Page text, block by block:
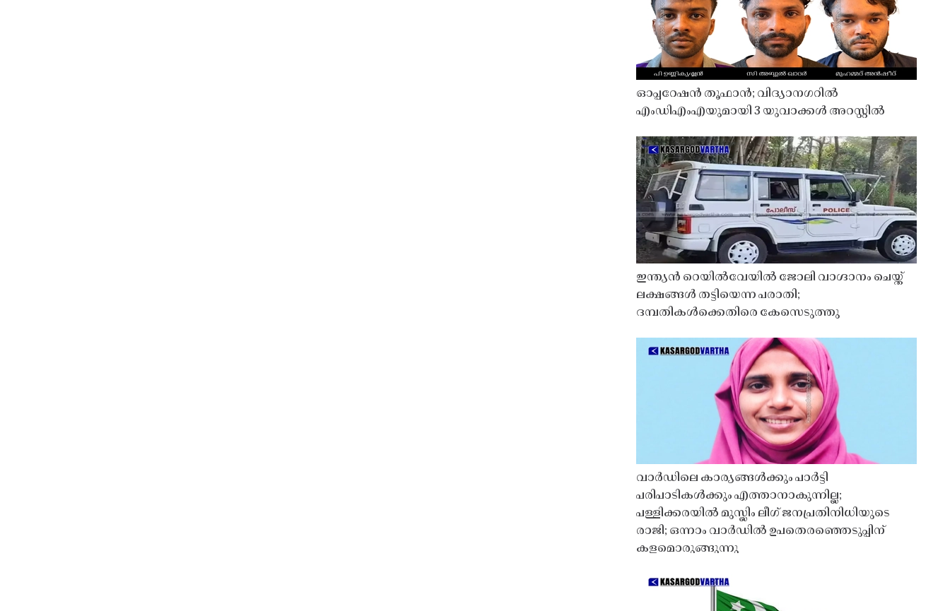
ഓപ്പറേഷൻ തൂഫാൻ; വിദ്യാനഗറിൽ
എംഡിഎംഎയുമായി 3 യുവാക്കൾ അറസ്റ്റിൽ
ഇന്ത്യൻ റെയിൽവേയിൽ ജോലി വാഗ്ദാനം ചെയ്ത്
ലക്ഷങ്ങൾ തട്ടിയെന്ന പരാതി;
ദമ്പതികൾക്കെതിരെ കേസെടുത്തു
വാർഡിലെ കാര്യങ്ങൾക്കും പാർട്ടി
പരിപാടികൾക്കും എത്താനാകുന്നില്ല;
പള്ളിക്കരയിൽ മുസ്ലിം ലീഗ് ജനപ്രതിനിധിയുടെ
രാജി; ഒന്നാം വാർഡിൽ ഉപതെരഞ്ഞെടുപ്പിന്
കളമൊരുങ്ങുന്നു